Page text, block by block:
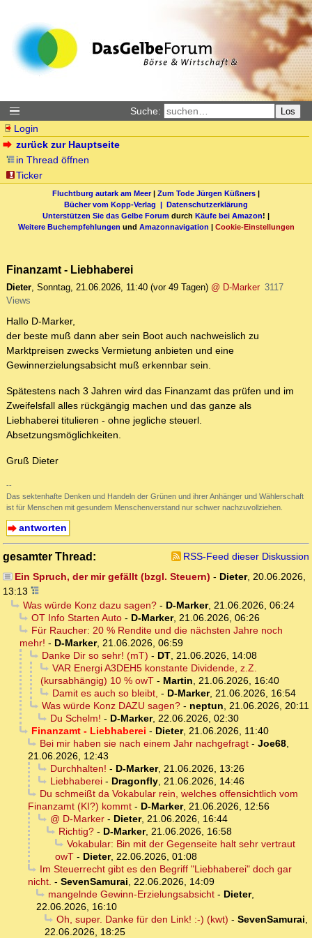
Suche: Los
Login
zurück zur Hauptseite
in Thread öffnen
Ticker
Fluchtburg autark am Meer| Zum Tode Jürgen Küßners |
Bücher vom Kopp-Verlag | Datenschutzerklärung
Unterstützen Sie das Gelbe Forum durch Käufe bei Amazon! |
Weitere Buchempfehlungen und Amazonnavigation | Cookie-Einstellungen
Finanzamt - Liebhaberei
Dieter, Sonntag, 21.06.2026, 11:40 (vor 49 Tagen) @ D-Marker 3117
Views
Hallo D-Marker,
der beste muß dann aber sein Boot auch nachweislich zu
Marktpreisen zwecks Vermietung anbieten und eine
Gewinnerzielungsabsicht muß erkennbar sein.
Spätestens nach 3 Jahren wird das Finanzamt das prüfen und im
Zweifelsfall alles rückgängig machen und das ganze als
Liebhaberei titulieren - ohne jegliche steuerl.
Absetzungsmöglichkeiten.
Gruß Dieter
--
Das sektenhafte Denken und Handeln der Grünen und ihrer Anhänger und Wählerschaft
ist für Menschen mit gesundem Menschenverstand nur schwer nachzuvollziehen.
antworten
gesamter Thread:
RSS-Feed dieser Diskussion
Ein Spruch, der mir gefällt (bzgl. Steuern) - Dieter, 20.06.2026,
13:13
Was würde Konz dazu sagen?- D-Marker, 21.06.2026, 06:24
OT Info Starten Auto- D-Marker, 21.06.2026, 06:26
Für Raucher: 20 % Rendite und die nächsten Jahre noch
mehr! - D-Marker, 21.06.2026, 06:59
Danke Dir so sehr! (mT) - DT, 21.06.2026, 14:08
VAR Energi A3DEH5 konstante Dividende, z.Z.
(kursabhängig) 10 % owT - Martin, 21.06.2026, 16:40
Damit es auch so bleibt, - D-Marker, 21.06.2026, 16:54
Was würde Konz DAZU sagen?- neptun, 21.06.2026, 20:11
Du Schelm! - D-Marker, 22.06.2026, 02:30
Finanzamt - Liebhaberei - Dieter, 21.06.2026, 11:40
Bei mir haben sie nach einem Jahr nachgefragt- Joe68,
21.06.2026, 12:43
Durchhalten! - D-Marker, 21.06.2026, 13:26
Liebhaberei- Dragonfly, 21.06.2026, 14:46
Du schmeißt da Vokabular rein, welches offensichtlich vom
Finanzamt (KI?) kommt - D-Marker, 21.06.2026, 12:56
@ D-Marker- Dieter, 21.06.2026, 16:44
Richtig?- D-Marker, 21.06.2026, 16:58
Vokabular: Bin mit der Gegenseite halt sehr vertraut
owT - Dieter, 22.06.2026, 01:08
Im Steuerrecht gibt es den Begriff "Liebhaberei" doch gar
nicht. - SevenSamurai, 22.06.2026, 14:09
mangelnde Gewinn-Erzielungsabsicht- Dieter,
22.06.2026, 16:10
Oh, super. Danke für den Link! :-) (kwt) - SevenSamurai,
22.06.2026, 18:25